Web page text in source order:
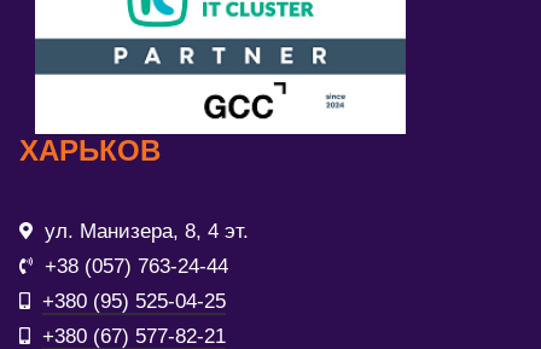
ХАРЬКОВ
ул. Манизера, 8, 4 эт.
+38 (057) 763-24-44
+380 (95) 525-04-25
+380 (67) 577-82-21